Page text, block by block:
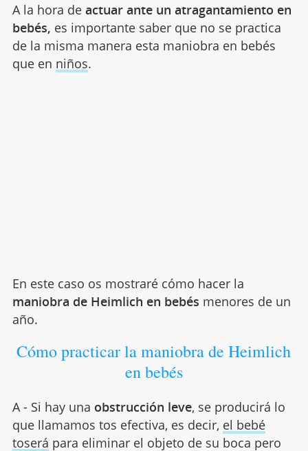
A la hora deactuar ante un atragantamiento en
bebés, es importante saber que no se practica
de la misma manera esta maniobra en bebés
que en niños.
En este caso os mostraré cómo hacer la
maniobra de Heimlich en bebés menores de un
año.
Cómo practicar la maniobra de Heimlich
en bebés
A - Si hay una obstrucción leve, se producirá lo
que llamamos tos efectiva, es decir, el bebé
toserá para eliminar el objeto de su boca pero